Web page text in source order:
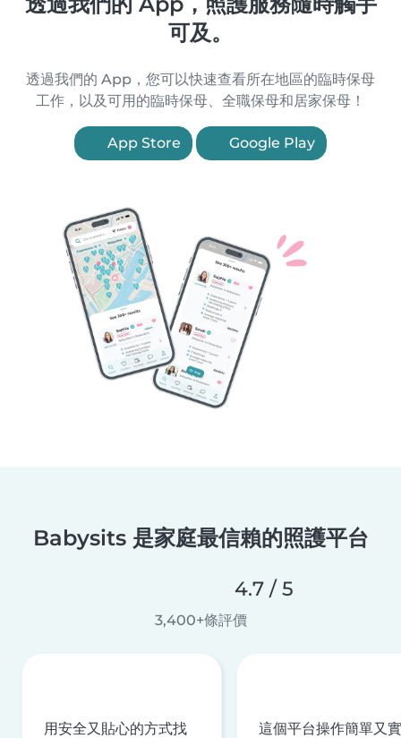
可及。
透過我們的 App，您可以快速查看所在地區的臨時保母
工作，以及可用的臨時保母、全職保母和居家保母！
App Store Google Play
Babysits 是家庭最信賴的照護平台
4.7 / 5
3,400+條評價
用安全又貼心的方式找
這個平台操作簡單又實